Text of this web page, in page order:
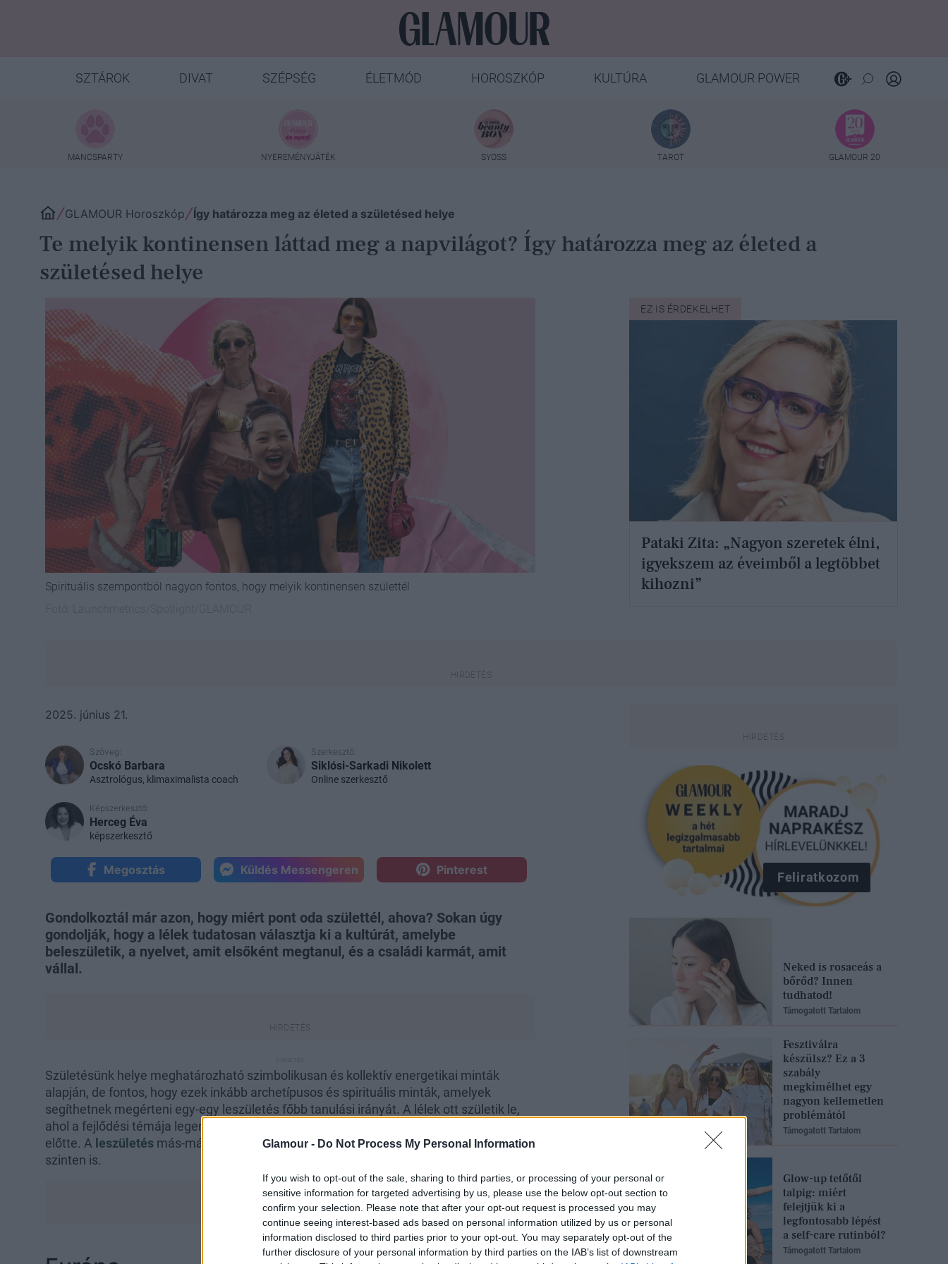
Glamour - Do Not Process My Personal Information
If you wish to opt-out of the sale, sharing to third parties, or processing of your personal or
sensitive information for targeted advertising by us, please use the below opt-out section to
confirm your selection. Please note that after your opt-out request is processed you may
continue seeing interest-based ads based on personal information utilized by us or personal
information disclosed to third parties prior to your opt-out. You may separately opt-out of the
further disclosure of your personal information by third parties on the IAB’s list of downstream
SZTÁROK DIVAT SZÉPSÉG ÉLETMÓD HOROSZKÓP KULTÚRA GLAMOUR POWER
MANCSPARTY NYEREMÉNYJÁTÉK SYOSS TAROT GLAMOUR 20
GLAMOUR Horoszkóp Így határozza meg az életed a születésed helye
Te melyik kontinensen láttad meg a napvilágot? Így határozza meg az életed a
születésed helye
Spirituális szempontból nagyon fontos, hogy melyik kontinensen születtél
EZ IS ÉRDEKELHET
Pataki Zita: „Nagyon szeretek élni,
igyekszem az éveimből a legtöbbet
kihozni”
2025. június 21.
Szöveg:
Ocskó Barbara
Asztrológus, klimaximalista coach
Szerkesztő:
Siklósi-Sarkadi Nikolett
Online szerkesztő
Képszerkesztő:
Herceg Éva
képszerkesztő
Megosztás Küldés Messengeren Pinterest
Gondolkoztál már azon, hogy miért pont oda születtél, ahova? Sokan úgy
gondolják, hogy a lélek tudatosan választja ki a kultúrát, amelybe
beleszületik, a nyelvet, amit elsőként megtanul, és a családi karmát, amit
vállal.
Születésünk helye meghatározható szimbolikusan és kollektív energetikai minták
alapján, de fontos, hogy ezek inkább archetípusos és spirituális minták, amelyek
segíthetnek megérteni egy-egy leszületés főbb tanulási irányát. A lélek ott születik le,
ahol a fejlődési témája legerősebben rezonál, és nem pedig ott, ahol könnyű út áll
előtte. A leszületés más-más üzenetet hozhat egyéni, családi, kollektív ésspirituális
szinten is.
Feliratkozom
Neked is rosaceás a
bőrőd? Innen
tudhatod!
Támogatott Tartalom
Fesztiválra
készülsz? Ez a 3
szabály
megkímélhet egy
nagyon kellemetlen
problémától
Támogatott Tartalom
Glow-up tetőtől
talpig: miért
felejtjük ki a
legfontosabb lépést
a self-care rutinból?
Támogatott Tartalom